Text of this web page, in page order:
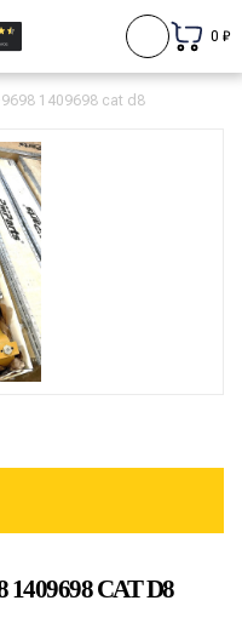
0 ₽
1409698 cat d8
1409698 CAT D8